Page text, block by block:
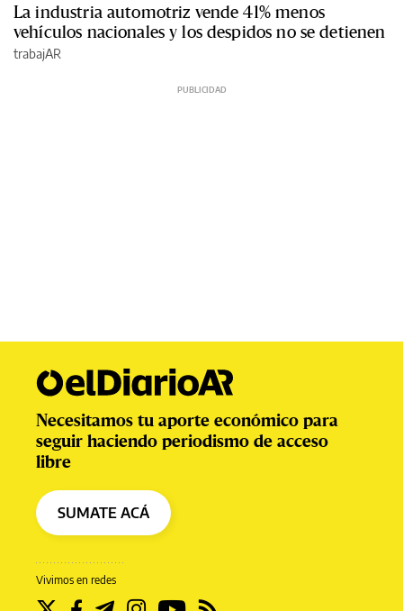
La industria automotriz vende 41% menos
vehículos nacionales y los despidos no se detienen
trabajAR
Vivimos en redes
Necesitamos tu aporte económico para
seguir haciendo periodismo de acceso
libre
SUMATE ACÁ